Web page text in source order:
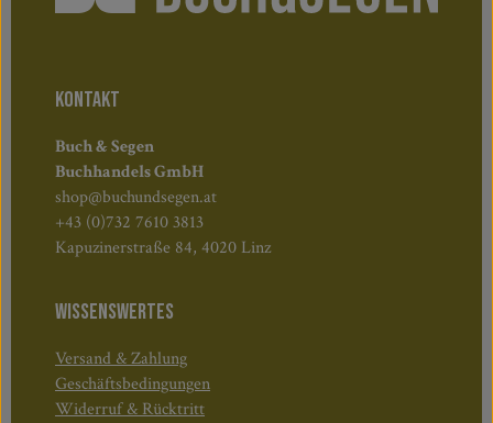
KONTAKT
Buch & Segen
Buchhandels GmbH
shop@buchundsegen.at
+43 (0)732 7610 3813
Kapuzinerstraße 84, 4020 Linz
WISSENSWERTES
Versand & Zahlung
Geschäftsbedingungen
Widerruf & Rücktritt